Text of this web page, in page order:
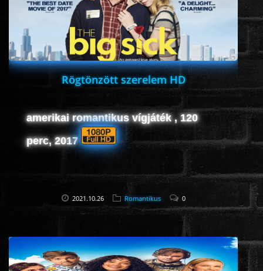
HÁBORÚS
KATASZTRÓFA
WESTERN
DOKUMENTUMFILMEK
ÉLŐ ADÁSOK (LIVE)
Rögtönzött szerelem HD
amerikai romantikus vígjáték , 120
perc, 2017
2021.10.26 Romantikus 0